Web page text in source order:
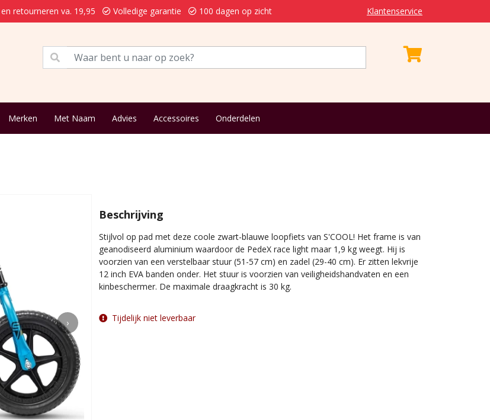
retourneren va. 19,95 Volledige garantie 100 dagen op zicht Klantenservice
Merken Met Naam Advies Accessoires Onderdelen
›
Beschrijving
Stijlvol op pad met deze coole zwart-blauwe loopfiets van S'COOL! Het frame is van
geanodiseerd aluminium waardoor de PedeX race light maar 1,9 kg weegt. Hij is
voorzien van een verstelbaar stuur (51-57 cm) en zadel (29-40 cm). Er zitten lekvrije
12 inch EVA banden onder. Het stuur is voorzien van veiligheidshandvaten en een
kinbeschermer. De maximale draagkracht is 30 kg.
Tijdelijk niet leverbaar